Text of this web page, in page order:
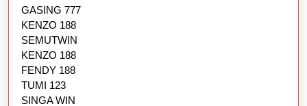
GASING 777
KENZO 188
SEMUTWIN
KENZO 188
FENDY 188
TUMI 123
SINGA WIN